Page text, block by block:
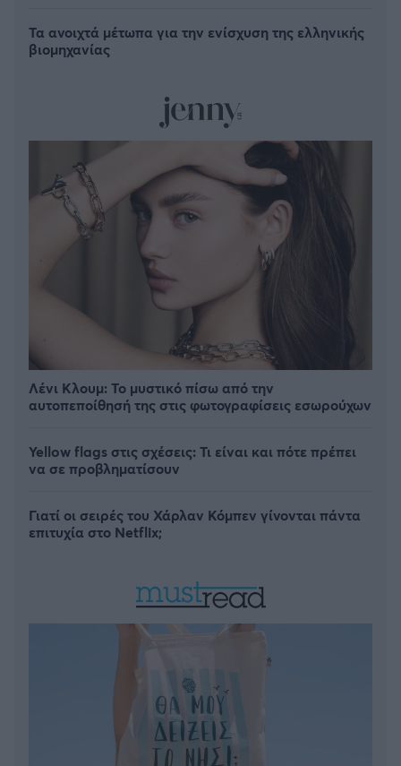
Τα ανοιχτά μέτωπα για την ενίσχυση της ελληνικής
βιομηχανίας
Λένι Κλουμ: Το μυστικό πίσω από την
αυτοπεποίθησή της στις φωτογραφίσεις εσωρούχων
Yellow flags στις σχέσεις: Τι είναι και πότε πρέπει
να σε προβληματίσουν
Γιατί οι σειρές του Χάρλαν Κόμπεν γίνονται πάντα
επιτυχία στο Netflix;